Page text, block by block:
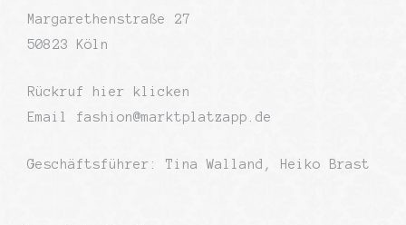
Margarethenstraße 27
50823 Köln
Rückruf
hier klicken
Email fashion@marktplatzapp.de
Geschäftsführer: Tina Walland, Heiko Brast